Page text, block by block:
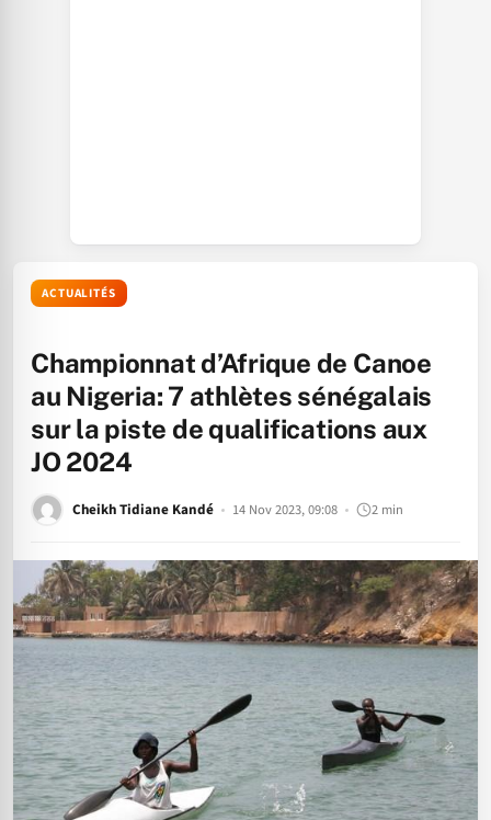
ACTUALITÉS
Championnat d’Afrique de Canoe
au Nigeria: 7 athlètes sénégalais
sur la piste de qualifications aux
JO 2024
Cheikh Tidiane Kandé 14 Nov 2023, 09:08 2 min